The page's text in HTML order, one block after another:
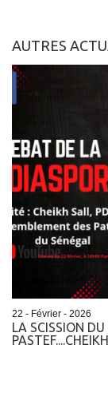
AUTRES
22 - Février - 2026
LA SCISSION